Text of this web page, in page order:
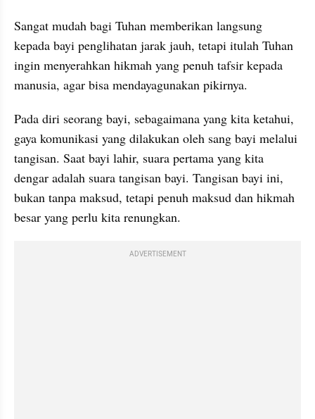
Sangat mudah bagi Tuhan memberikan langsung
kepada bayi penglihatan jarak jauh, tetapi itulah Tuhan
ingin menyerahkan hikmah yang penuh tafsir kepada
manusia, agar bisa mendayagunakan pikirnya.
Pada diri seorang bayi, sebagaimana yang kita ketahui,
gaya komunikasi yang dilakukan oleh sang bayi melalui
tangisan. Saat bayi lahir, suara pertama yang kita
dengar adalah suara tangisan bayi. Tangisan bayi ini,
bukan tanpa maksud, tetapi penuh maksud dan hikmah
besar yang perlu kita renungkan.
ADVERTISEMENT